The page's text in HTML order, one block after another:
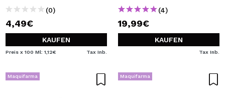
(0)
4,49€
KAUFEN
Preis x 100 Ml: 1,12€ Tax Inb.
(4)
19,99€
KAUFEN
Tax Inb.
Maquifarma Maquifarma